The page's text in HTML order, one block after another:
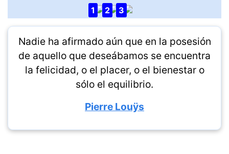
1 2 3
Nadie ha afirmado aún que en la posesión
de aquello que deseábamos se encuentra
la felicidad, o el placer, o el bienestar o
sólo el equilibrio.
Pierre Louÿs